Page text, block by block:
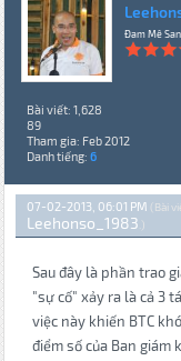
Đam Mê San
Bài viết: 1,628
89
Tham gia: Feb 2012
Danh tiếng: 6
07-02-2013, 06:01 PM (Bài
Leehonso_1983 .)
Sau đây là phần trao
"sự cố" xảy ra là cả 3
việc này khiến BTC
điểm số của Ban giám